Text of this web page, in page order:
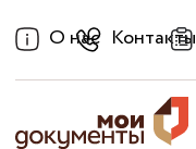
О нас Контакты